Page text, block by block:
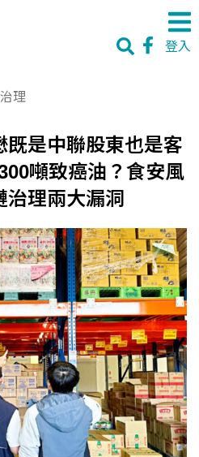
登入
理
既是中聯股東也是客
噸致癌油？食安風
治理兩大漏洞